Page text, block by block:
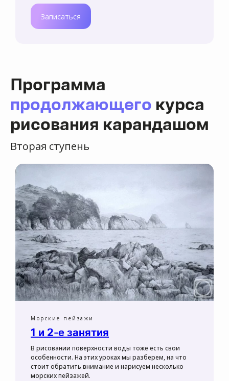
Записаться
Программа
продолжающего курса
рисования карандашом
Вторая ступень
Морские пейзажи
1 и 2-е занятия
В рисовании поверхности воды тоже есть свои
особенности. На этих уроках мы разберем, на что
стоит обратить внимание и нарисуем несколько
морских пейзажей.
Оставь заявку
и начни
рисовать уже
сегодня!